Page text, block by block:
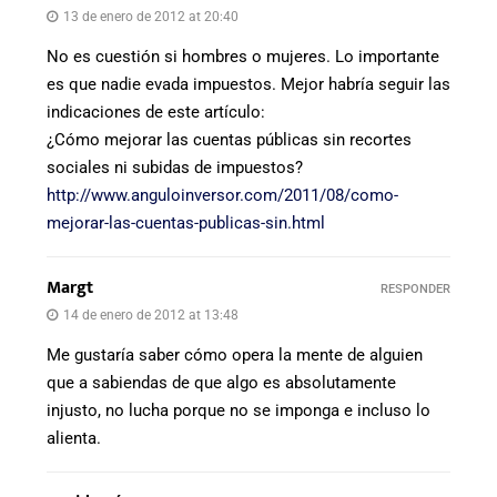
13 de enero de 2012 at 20:40
No es cuestión si hombres o mujeres. Lo importante
es que nadie evada impuestos. Mejor habría seguir las
indicaciones de este artículo:
¿Cómo mejorar las cuentas públicas sin recortes
sociales ni subidas de impuestos?
http://www.anguloinversor.com/2011/08/como-
mejorar-las-cuentas-publicas-sin.html
Margt
14 de enero de 2012 at 13:48
Me gustaría saber cómo opera la mente de alguien
que a sabiendas de que algo es absolutamente
injusto, no lucha porque no se imponga e incluso lo
alienta.
RESPONDER